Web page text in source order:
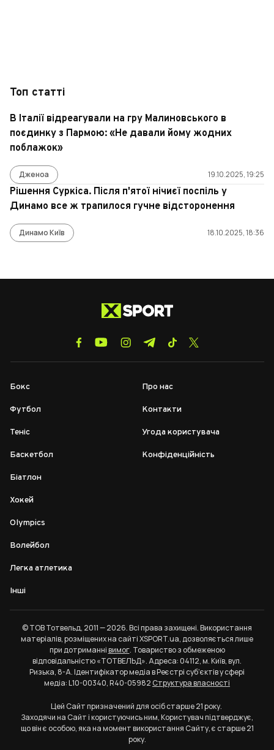
Топ статті
В Італії відреагували на гру Малиновського в
поєдинку з Пармою: «Не давали йому жодних
поблажок»
Дженоа 19.10.2025, 19:25
Рішення Суркіса. Після п'ятої нічиєї поспіль у
Динамо все ж трапилося гучне відсторонення
Динамо Київ 18.10.2025, 18:36
Бокс
Футбол
Теніс
Баскетбол
Біатлон
Хокей
Olympics
Волейбол
Легка атлетика
Інші
Про нас
Контакти
Угода користувача
Конфіденційність
© ТОВ Тотвельд, 2011 — 2026. Всі права захищені. Використання
матеріалів, розміщених на сайті XSPORT.ua, дозволяється лише
при дотриманнівимог. Товариство з обмеженою
відповідальністю «ТОТВЕЛЬД». Адреса: 04112, м. Київ, вул.
Ризька, 8-А. Ідентифікатор медіа в Реєстрі суб’єктів у сфері
медіа: L10-00340, R40-05982Структура власності
Цей Сайт призначений для осіб старше 21 року.
Заходячи на Сайт і користуючись ним, Користувач підтверджує,
що він є особою, яка на момент використання Сайту, є старше 21
року.